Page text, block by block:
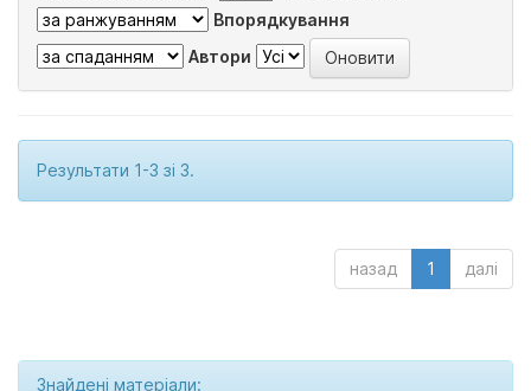
Впорядкування
Автори
Результати 1-3 зі 3.
назад 1 далі
Знайдені матеріали: